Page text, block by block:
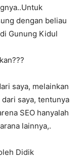
dengan beliau
Gunung Kidul
saya, melainkan
saya, tentunya
SEO hanyalah
lainnya,.
Didik